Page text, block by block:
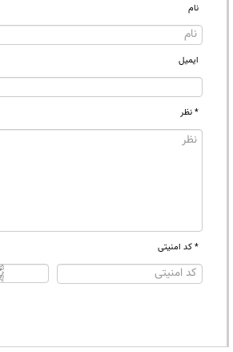
نام
ایمیل
* نظر
* کد امنیتی